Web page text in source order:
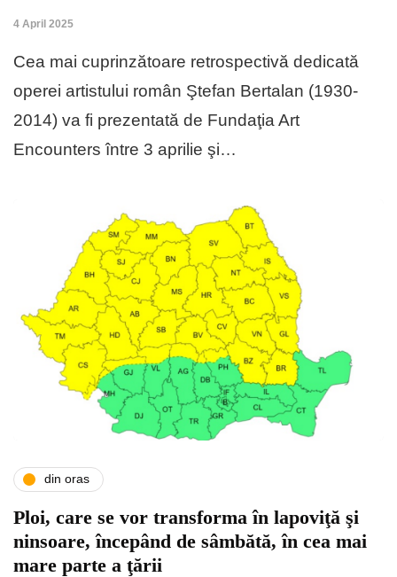
4 April 2025
Cea mai cuprinzătoare retrospectivă dedicată
operei artistului român Ştefan Bertalan (1930-
2014) va fi prezentată de Fundaţia Art
Encounters între 3 aprilie şi…
din oras
Ploi, care se vor transforma în lapoviţă şi
ninsoare, începând de sâmbătă, în cea mai
mare parte a ţării